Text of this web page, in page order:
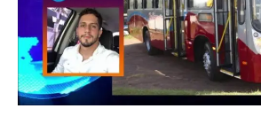
Nicolas Fatecha
·El Presidente de #ACECOR Nicolas
detalle como los afecta el nuevo
BY MAXY ESPINOSA JUL 29, 2019 0